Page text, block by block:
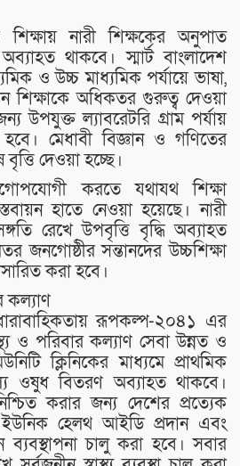
শিক্ষায় নারী শিক্ষকের অনুপাত
অব্যাহত থাকবে। স্মার্ট বাংলাদেশ
ও উচ্চ মাধ্যমিক পর্যায়ে ভাষা,
শিক্ষাকে অধিকতর গুরুত্ব দেওয়া
উপযুক্ত ল্যাবরেটরি গ্রাম পর্যায়
হবে। মেধাবী বিজ্ঞান ও গণিতের
বৃত্তি দেওয়া হচ্ছে।
করতে যথাযথ শিক্ষা
হাতে নেওয়া হয়েছে। নারী
রেখে উপবৃত্তি বৃদ্ধি অব্যাহত
জনগোষ্ঠীর সন্তানদের উচ্চশিক্ষা
করা হবে।
কল্যাণ
রূপকল্প-২০৪১ এর
ও পরিবার কল্যাণ সেবা উন্নত ও
ক্লিনিকের মাধ্যমে প্রাথমিক
ওষুধ বিতরণ অব্যাহত থাকবে।
করার জন্য দেশের প্রত্যেক
হেলথ আইডি প্রদান এবং
চালু করা হবে। সবার